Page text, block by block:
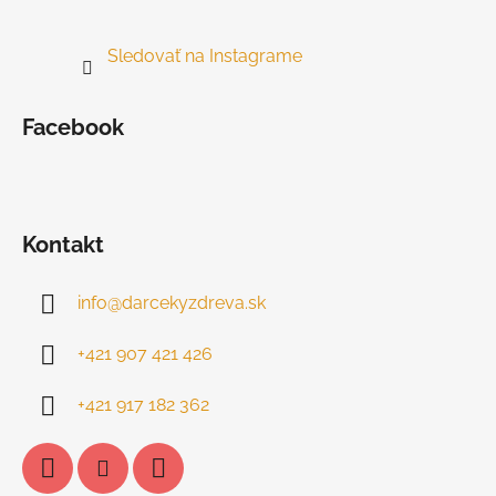
Sledovať na Instagrame
Facebook
Kontakt
info@darcekyzdreva.sk
+421 907 421 426
+421 917 182 362